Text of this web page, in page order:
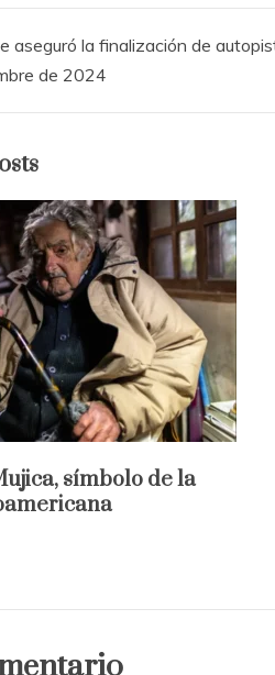
aseguró la finalización de
de 2024
símbolo de la